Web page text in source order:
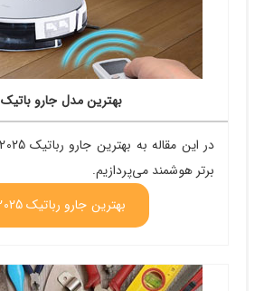
بهترین مدل جارو باتیک
برتر هوشمند می‌پردازیم.
بهترین جارو رباتیک 2025